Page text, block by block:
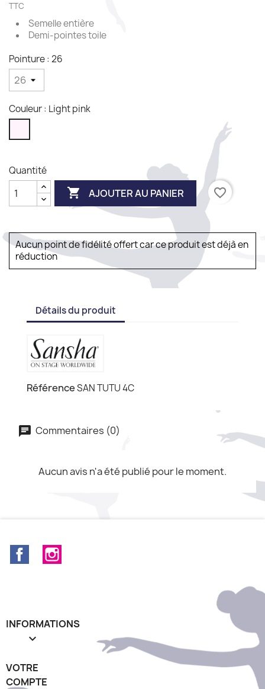
TTC
Semelle entière
Demi-pointes toile
Pointure : 26
Couleur : Light pink
pink
Quantité
 AJOUTER AU PANIER favorite_border
Aucun point de fidélité offert car ce produit est déjà en
réduction
Détails du produit
RéférenceSAN TUTU 4C
Commentaires (0)
Aucun avis n'a été publié pour le moment.
Facebook
INFORMATIONS

VOTRE
COMPTE